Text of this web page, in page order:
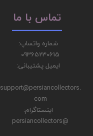
شماره واتساپ:
09365230615
ایمیل پشتیبانی:
support@persiancollectors.
com
اینستاگرام:
@persiancollectors
تماس با ما